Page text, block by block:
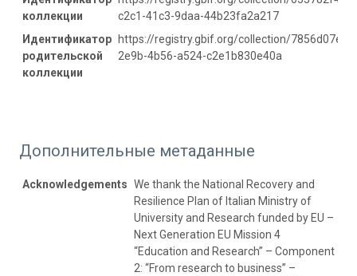
коллекции
c2c1-41c3-9daa-44b23fa2a217
Идентификатор
родительской
коллекции
https://registry.gbif.org/collection/7856d07e-
2e9b-4b56-a524-c2e1b830e40a
Дополнительные метаданные
Acknowledgements We thank the National Recovery and
Resilience Plan of Italian Ministry of
University and Research funded by EU –
Next Generation EU Mission 4
“Education and Research” – Component
2: “From research to business” –